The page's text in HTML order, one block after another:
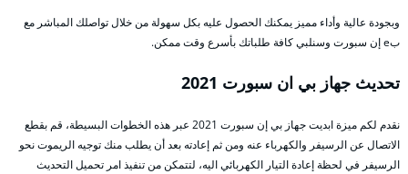
وبجودة عالية وأداء مميز يمكنك الحصول عليه بكل سهولة من خلال تواصلك المباشر مع
بe إن سبورت وسنلبي كافة طلباتك بأسرع وقت ممكن.
تحديث جهاز بي ان سبورت 2021
نقدم لكم ميزة ابديت جهاز بي إن سبورت 2021 عبر هذه الخطوات البسيطة، قم بقطع
الاتصال عن الرسيفر والكهرباء عنه ومن ثم إعادته بعد أن يطلب منك توجيه الريموت نحو
الرسيفر في لحظة إعادة التيار الكهربائي اليه، لتتمكن من تنفيذ امر تحميل التحديث